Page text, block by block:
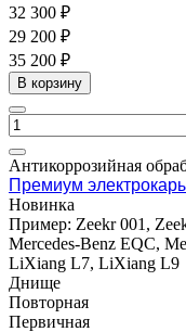
32 300 ₽
29 200 ₽
35 200 ₽
В корзину
Антикоррозийная
Премиум
Новинка
Пример: Zeekr 001,
Mercedes-Benz EQC,
LiXiang L7, LiXiang L9
Днище
Повторная
Первичная